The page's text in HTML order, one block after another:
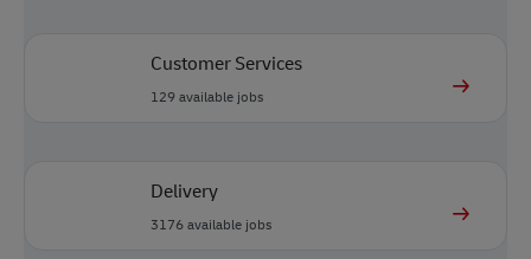
Customer Services
129available jobs
Delivery
3176available jobs